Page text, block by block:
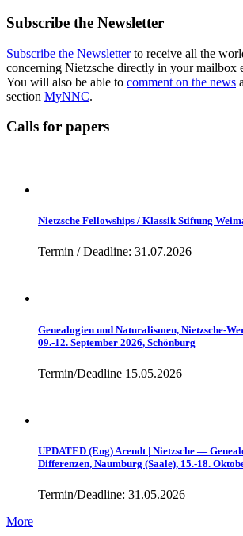
Subscribe the Newsletter
Subscribe the Newsletterto receive all the
concerning Nietzsche directly in your mailbox
You will also be able to comment on the news
section MyNNC.
Calls for papers
Nietzsche Fellowships / Klassik Stiftung
Termin / Deadline: 31.07.2026
Genealogien und Naturalismen, Nietzsche-
09.-12. September 2026, Schönburg
Termin/Deadline 15.05.2026
UPDATED (Eng) Arendt | Nietzsche —
Differenzen, Naumburg (Saale), 15.-18.
Termin/Deadline: 31.05.2026
More